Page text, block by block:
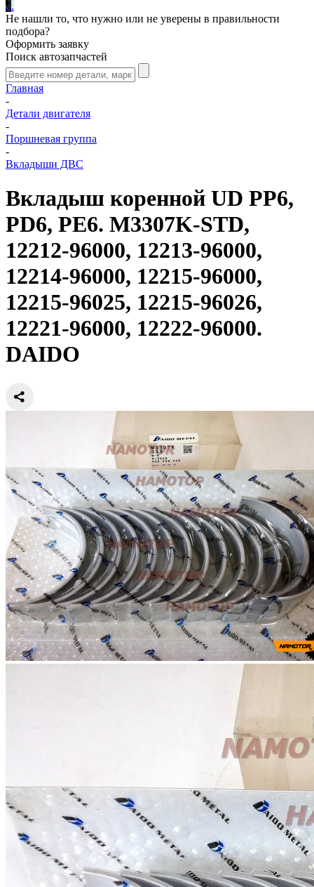
...
Не нашли то, что нужно или не уверены в правильности
подбора?
Оформить заявку
Поиск автозапчастей
Главная
-
Детали двигателя
-
Поршневая группа
-
Вкладыши ДВС
Вкладыш коренной UD PP6,
PD6, PE6. M3307K-STD,
12212-96000, 12213-96000,
12214-96000, 12215-96000,
12215-96025, 12215-96026,
12221-96000, 12222-96000.
DAIDO